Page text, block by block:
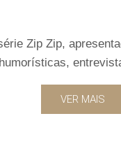
Zip Zip,
VER MAIS